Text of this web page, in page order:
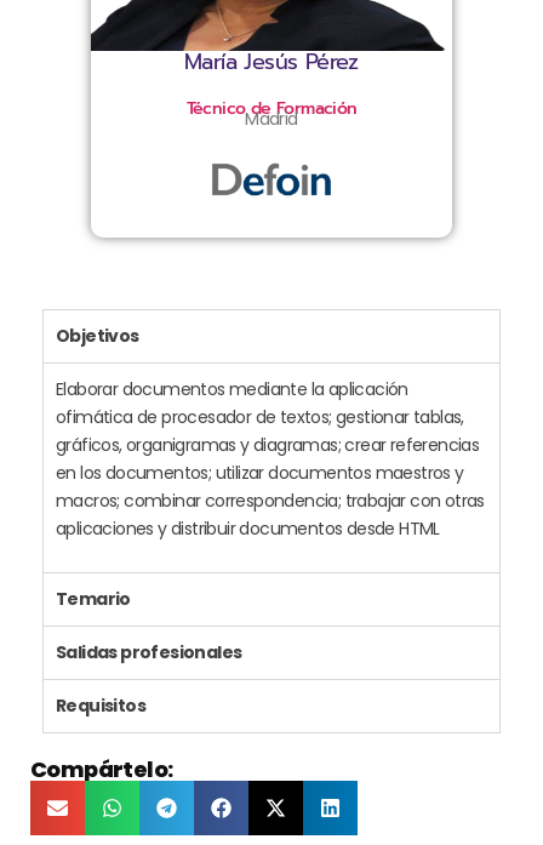
María Jesús Pérez
Técnico de Formación
Madrid
Objetivos
Elaborar documentos mediante la aplicación
ofimática de procesador de textos; gestionar tablas,
gráficos, organigramas y diagramas; crear referencias
en los documentos; utilizar documentos maestros y
macros; combinar correspondencia; trabajar con otras
aplicaciones y distribuir documentos desde HTML
Temario
Salidas profesionales
Requisitos
Compártelo: